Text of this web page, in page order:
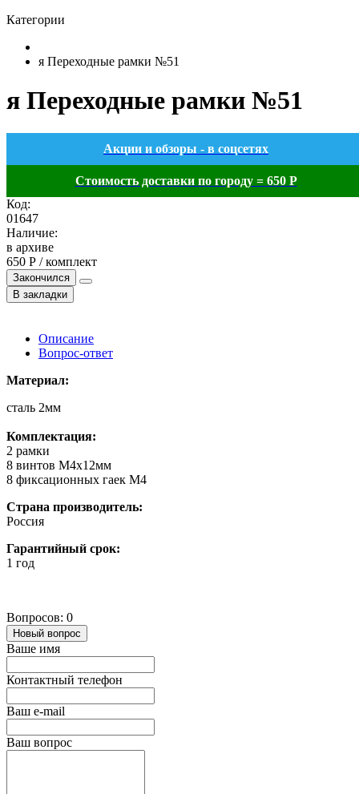
Категории
я Переходные рамки №51
я Переходные рамки №51
Акции и обзоры - в соцсетях
Стоимость доставки по городу = 650 Р
Код:
01647
Наличие:
в архиве
650 Р / комплект
Закончился
В закладки
Описание
Вопрос-ответ
Материал:
сталь 2мм
Комплектация:
2 рамки
8 винтов M4x12мм
8 фиксационных гаек M4
Страна производитель:
Россия
Гарантийный срок:
1 год
Вопросов: 0
Новый вопрос
Ваше имя
Контактный телефон
Ваш e-mail
Ваш вопрос